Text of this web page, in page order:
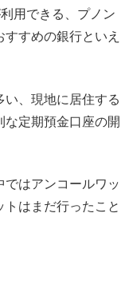
用できる、プノン
すめの銀行といえ
い、現地に居住する
定期預金口座の開
はアンコールワッ
トはまだ行ったこと